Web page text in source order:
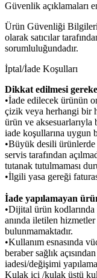
Güvenlik açıklamaları
Ürün Güvenliği
olarak satıcılar
sorumluluğundadır.
İptal/İade Koşulları
Dikkat edilmesi
•İade edilecek ürünün
çizik veya herhangi bir
ürün ve
iade koşullarına uygun
•Büyük desili
servis tarafından
tutanak tutulmaması
•İlgili yasa gereği
İade yapılamayan
•Dijital ürün
anında iletilen
bulunmamaktadır.
•Kullanım esnasında
beraber sağlık
iadesi/değişimi
Kulak içi /kulak üstü